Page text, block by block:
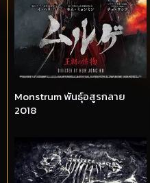
Monstrum พันธุ์อสูรกลาย
2018